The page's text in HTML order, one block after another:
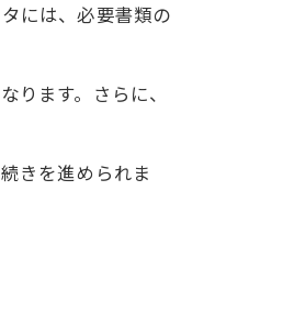
には、必要書類の
ます。さらに、
きを進められま